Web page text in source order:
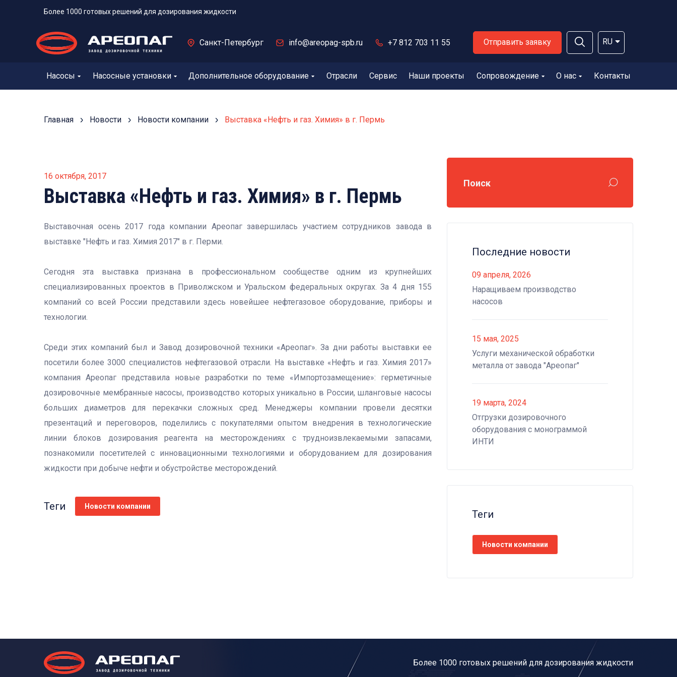
Более 1000 готовых решений для дозирования жидкости
Санкт-Петербург info@areopag-spb.ru +7 812 703 11 55 Отправить заявку RU
Насосы Насосные установки Дополнительное оборудование Отрасли Сервис Наши проекты Сопровождение О нас Контакты
Главная Новости Новости компании Выставка «Нефть и газ. Химия» в г. Пермь
16 октября, 2017
Выставка «Нефть и газ. Химия» в г. Пермь
Выставочная осень 2017 года компании Ареопаг завершилась участием сотрудников завода в
выставке "Нефть и газ. Химия 2017" в г. Перми.
Сегодня эта выставка признана в профессиональном сообществе одним из крупнейших
специализированных проектов в Приволжском и Уральском федеральных округах. За 4 дня 155
компаний со всей России представили здесь новейшее нефтегазовое оборудование, приборы и
технологии.
Среди этих компаний был и Завод дозировочной техники «Ареопаг». За дни работы выставки ее
посетили более 3000 специалистов нефтегазовой отрасли. На выставке «Нефть и газ. Химия 2017»
компания Ареопаг представила новые разработки по теме «Импортозамещение»: герметичные
дозировочные мембранные насосы, производство которых уникально в России, шланговые насосы
больших диаметров для перекачки сложных сред. Менеджеры компании провели десятки
презентаций и переговоров, поделились с покупателями опытом внедрения в технологические
линии блоков дозирования реагента на месторождениях с трудноизвлекаемыми запасами,
познакомили посетителей с инновационными технологиями и оборудованием для дозирования
жидкости при добыче нефти и обустройстве месторождений.
Теги Новости компании
Поиск
Последние новости
09 апреля, 2026
Наращиваем производство
насосов
15 мая, 2025
Услуги механической обработки
металла от завода "Ареопаг"
19 марта, 2024
Отгрузки дозировочного
оборудования с монограммой
ИНТИ
Теги
Новости компании
Более 1000 готовых решений для дозирования жидкости